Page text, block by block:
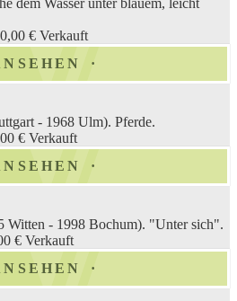
€ Verkauft
- 1968 Ulm). Pferde.
€ Verkauft
- 1998 Bochum). "Unter sich".
€ Verkauft